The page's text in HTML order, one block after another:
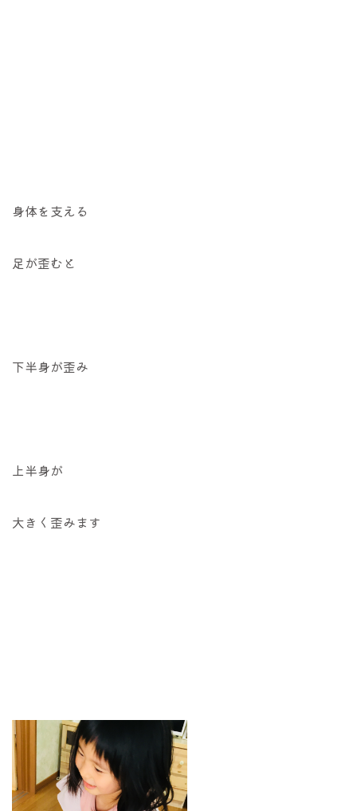
身体を支える
足が歪むと
下半身が歪み
上半身が
大きく歪みます